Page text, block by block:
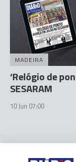
MADEIRA
‘Relógio de
SESARAM
10 Jun 07:00